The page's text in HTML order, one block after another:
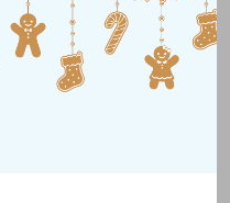
kinderen